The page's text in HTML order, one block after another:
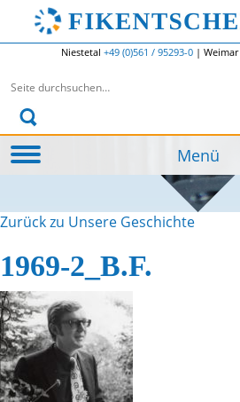
Niestetal +49 (0)561 / 95293-0 | Weimar
Suchen nach:
Menü
Zurück zu Unsere Geschichte
1969-2_B.F.